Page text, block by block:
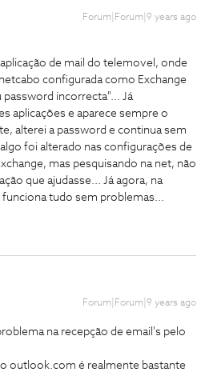
Forum|Forum|9 years ago
aplicação de mail do telemovel, onde
configurada como Exchange
incorrecta"... Já
aplicações e aparece sempre o
alterei a password e continua sem
foi alterado nas configurações de
mas pesquisando na net, não
que ajudasse... Já agora, na
tudo sem problemas...
Forum|Forum|9 years ago
na recepção de email's pelo
outlook.com é realmente bastante